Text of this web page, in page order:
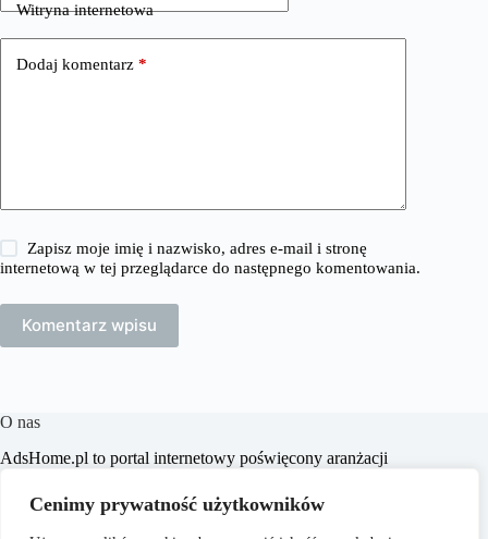
Cenimy prywatność użytkowników
Witryna internetowa
Dodaj komentarz *
Zapisz moje imię i nazwisko, adres e-mail i stronę
internetową w tej przeglądarce do następnego komentowania.
Komentarz wpisu
O nas
​AdsHome.pl to portal internetowy poświęcony aranżacji
celem jest dostarczanie praktycznych wskazówek i inspiracji,
które pomogą czytelnikom w tworzeniu komfortowych i